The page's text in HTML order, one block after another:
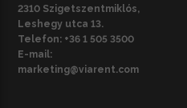
2310 Szigetszentmiklós,
Leshegy utca 13.
Telefon: +36 1 505 3500
E-mail:
marketing@viarent.com